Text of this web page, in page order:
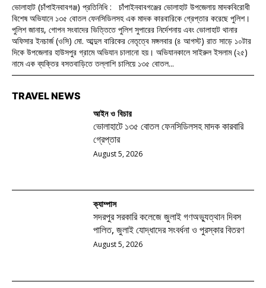
ভোলাহাট (চাঁপাইনবাবগঞ্জ) প্রতিনিধি : চাঁপাইনবাবগঞ্জের ভোলাহাট উপজেলায় মাদকবিরোধী
বিশেষ অভিযানে ১৩৫ বোতল ফেনসিডিলসহ এক মাদক কারবারিকে গ্রেপ্তার করেছে পুলিশ।
পুলিশ জানায়, গোপন সংবাদের ভিত্তিতে পুলিশ সুপারের নির্দেশনায় এবং ভোলাহাট থানার
অফিসার ইনচার্জ (ওসি) মো. আব্দুল বারিকের নেতৃত্বে মঙ্গলবার (৪ আগস্ট) রাত সাড়ে ১০টার
দিকে উপজেলার হাউসপুর গ্রামে অভিযান চালানো হয়। অভিযানকালে সাইরুল ইসলাম (২৫)
নামে এক ব্যক্তির বসতবাড়িতে তল্লাশি চালিয়ে ১৩৫ বোতল...
TRAVEL NEWS
আইন ও বিচার
ভোলাহাটে ১৩৫ বোতল ফেনসিডিলসহ মাদক কারবারি
গ্রেপ্তার
August 5, 2026
ক্যাম্পাস
সদরপুর সরকারি কলেজে জুলাই গণঅভ্যুত্থান দিবস
পালিত, জুলাই যোদ্ধাদের সংবর্ধনা ও পুরস্কার বিতরণ
August 5, 2026